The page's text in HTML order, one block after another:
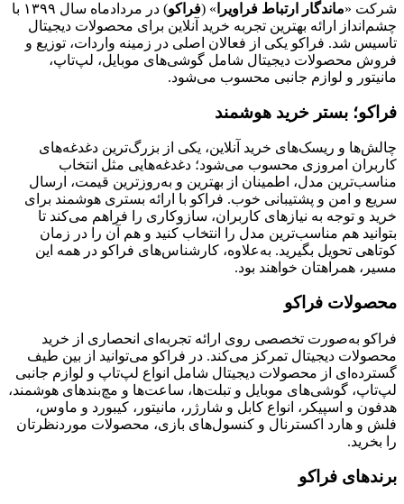
شرکت «ماندگار ارتباط فراویرا » (فراکو
) در مردادماه سال ۱۳۹۹ با
چشم‌انداز ارائه بهترین تجربه خرید آنلاین برای محصولات دیجیتال
تاسیس شد. فراکو یکی از فعالان اصلی در زمینه واردات، توزیع و
فروش محصولات دیجیتال شامل گوشی‌های موبایل، لپ‌تاپ،
مانیتور و لوازم جانبی محسوب می‌شود.
فراکو؛ بستر خرید هوشمند
چالش‌ها و ریسک‌های خرید آنلاین، یکی از بزرگ‌ترین دغدغه‌های
کاربران امروزی محسوب می‌شود؛ دغدغه‌هایی مثل انتخاب
مناسب‌ترین مدل، اطمینان از بهترین و به‌روزترین قیمت، ارسال
سریع و امن و پشتیبانی خوب. فراکو با ارائه بستری هوشمند برای
خرید و توجه به نیازهای کاربران، سازوکاری را فراهم می‌کند تا
بتوانید هم مناسب‌ترین مدل را انتخاب کنید و هم آن را در زمان
کوتاهی تحویل بگیرید. به‌علاوه، کارشناس‌های فراکو در همه این
مسیر، همراهتان خواهند بود.
محصولات فراکو
فراکو به‌صورت تخصصی روی ارائه تجربه‌ای انحصاری از خرید
محصولات دیجیتال تمرکز می‌کند. در فراکو می‌توانید از بین طیف
گسترده‌ای از محصولات دیجیتال شامل انواع لپ‌تاپ و لوازم جانبی
لپ‌تاپ، گوشی‌های موبایل و تبلت‌ها، ساعت‌ها و مچ‌بندهای هوشمند،
هدفون و اسپیکر، انواع کابل و شارژر، مانیتور، کیبورد و ماوس،
فلش و هارد اکسترنال و کنسول‌های بازی، محصولات موردنظرتان
را بخرید.
برندهای فراکو